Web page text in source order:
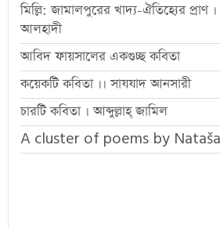
মিল্লি: জামালপুরের খাদ্য-ঐতিহ্যের প্রাণ
আলহাদী
আবিদ ফায়সালের একগুচ্ছ কবিতা
কয়েকটি কবিতা ।। সাযযাদ আনসারী
চারটি কবিতা । আব্দুল্লাহ্ জামিল
A cluster of poems by